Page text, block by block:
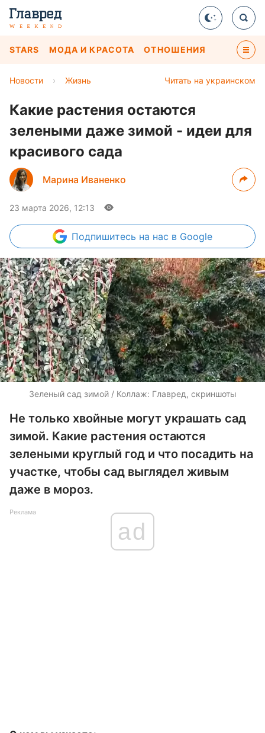
STARS МОДА И КРАСОТА ОТНОШЕНИЯ
Читать на украинском
Новости › Жизнь
Какие растения остаются
зелеными даже зимой - идеи для
красивого сада
Марина Иваненко
23 марта 2026, 12:13
Подпишитесь на нас в Google
Зеленый сад зимой / Коллаж: Главред, скриншоты
Не только хвойные могут украшать сад
зимой. Какие растения остаются
зелеными круглый год и что посадить на
участке, чтобы сад выглядел живым
даже в мороз.
Реклама
ad